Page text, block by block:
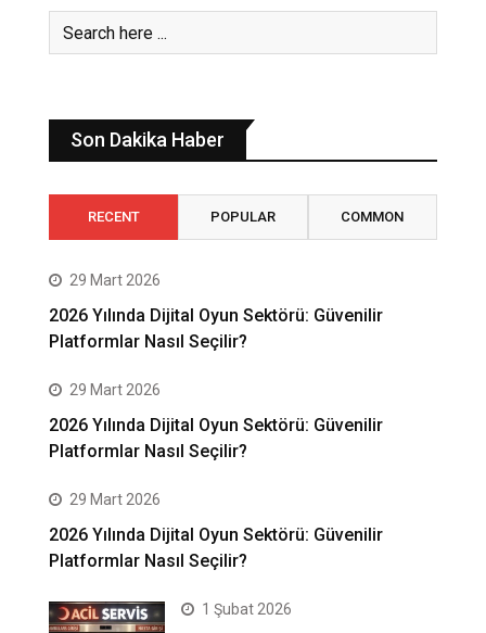
Son Dakika Haber
RECENT POPULAR COMMON
29 Mart 2026
2026 Yılında Dijital Oyun Sektörü: Güvenilir
Platformlar Nasıl Seçilir?
29 Mart 2026
2026 Yılında Dijital Oyun Sektörü: Güvenilir
Platformlar Nasıl Seçilir?
29 Mart 2026
2026 Yılında Dijital Oyun Sektörü: Güvenilir
Platformlar Nasıl Seçilir?
1 Şubat 2026